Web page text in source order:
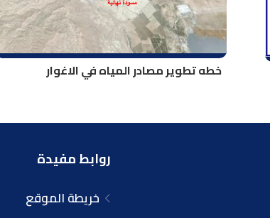
خطه تطوير مصادر المياه في الاغوار
روابط مفيدة
خريطة الموقع